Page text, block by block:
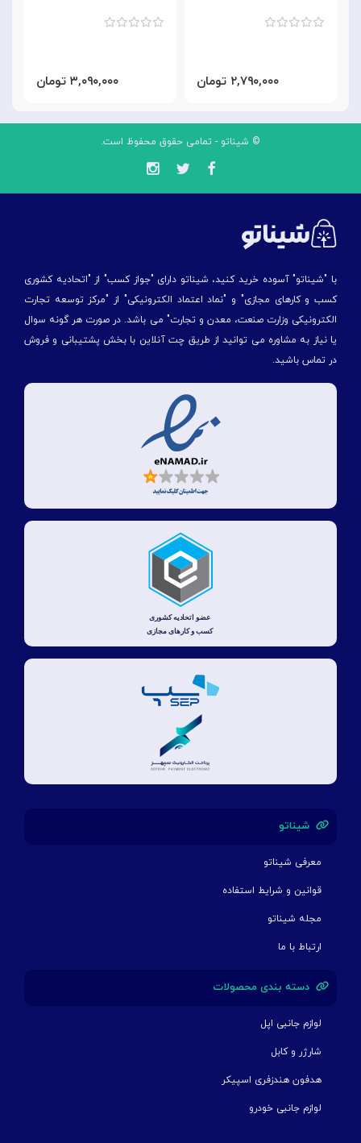
۳,۰۹۰,۰۰۰ تومان ۲,۷۹۰,۰۰۰ تومان
© شیناتو - تمامی حقوق محفوظ است.
با "شیناتو" آسوده خرید کنید، شیناتو دارای "جواز کسب" از "اتحادیه کشوری
کسب و کارهای مجازی" و "نماد اعتماد الکترونیکی" از "مركز توسعه تجارت
الكترونیكی وزارت صنعت، معدن و تجارت" می باشد. در صورت هر گونه سوال
یا نیاز به مشاوره می توانید از طریق چت آنلاین با بخش پشتیبانی و فروش
در تماس باشید.
شیناتو
معرفی شیناتو
قوانین و شرایط استفاده
مجله شیناتو
ارتباط با ما
دسته بندی محصولات
لوازم جانبی اپل
شارژر و کابل
هدفون هندزفری اسپیکر
لوازم جانبی خودرو